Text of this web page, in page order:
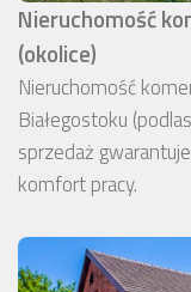
Nieruchomość
(okolice)
Nieruchomość
Białegostoku
sprzedaż
komfort pracy.